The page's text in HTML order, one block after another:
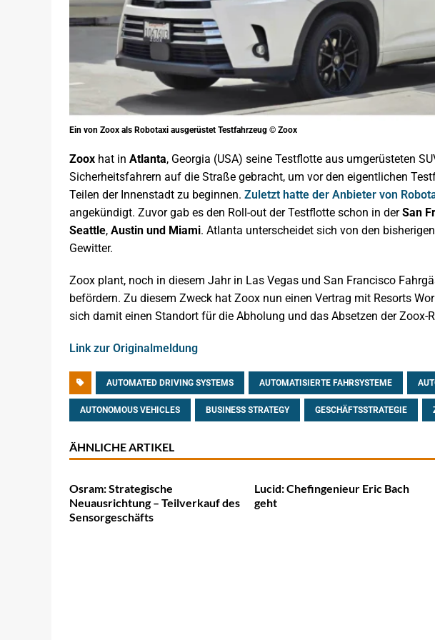
Ein von Zoox als Robotaxi ausgerüstet Testfahrzeug © Zoox
Zoox hat in Atlanta, Georgia (USA) seine Testflotte aus umgerüsteten
Sicherheitsfahrern auf die Straße gebracht, um vor den eigentlichen
Teilen der Innenstadt zu beginnen. Zuletzt hatte der Anbieter von
angekündigt. Zuvor gab es den Roll-out der Testflotte schon in derSan
Seattle, Austin und Miami. Atlanta unterscheidet sich von den
Gewitter.
Zoox plant, noch in diesem Jahr in Las Vegas und San Francisco
befördern. Zu diesem Zweck hat Zoox nun einen Vertrag mit Resorts
sich damit einen Standort für die Abholung und das Absetzen der Zoox-
Link zur Originalmeldung
AUTOMATED DRIVING SYSTEMS AUTOMATISIERTE FAHRSYSTEME
AUTONOMOUS VEHICLES BUSINESS STRATEGY GESCHÄFTSSTRATEGIE
ÄHNLICHE ARTIKEL
Osram: Strategische
Neuausrichtung – Teilverkauf des
Sensorgeschäfts
Lucid: Chefingenieur Eric Bach
geht